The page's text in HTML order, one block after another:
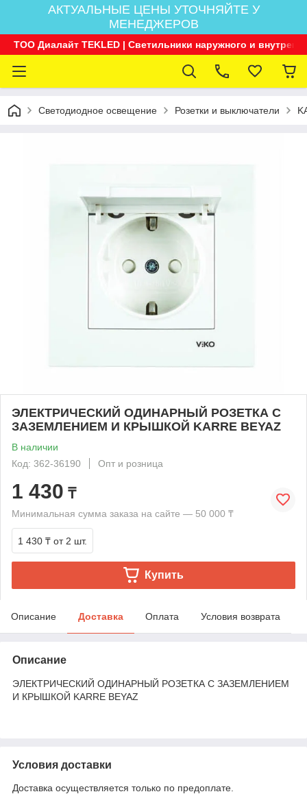
АКТУАЛЬНЫЕ ЦЕНЫ УТОЧНЯЙТЕ У
МЕНЕДЖЕРОВ
ТОО Диалайт TEKLED | Светильники наружного и
Светодиодное освещение Розетки и выключатели
ЭЛЕКТРИЧЕСКИЙ ОДИНАРНЫЙ РОЗЕТКА С
ЗАЗЕМЛЕНИЕМ И КРЫШКОЙ KARRE BEYAZ
В наличии
Код: 362-36190
Опт и розница
1 430 ₸
Минимальная сумма заказа на сайте — 50 000 ₸
1 430 ₸ от 2 шт.
Купить
Описание Доставка Оплата Условия возврата
Описание
ЭЛЕКТРИЧЕСКИЙ ОДИНАРНЫЙ РОЗЕТКА С ЗАЗЕМЛЕНИЕМ
И КРЫШКОЙ KARRE BEYAZ
Условия доставки
Доставка осуществляется только по предоплате.